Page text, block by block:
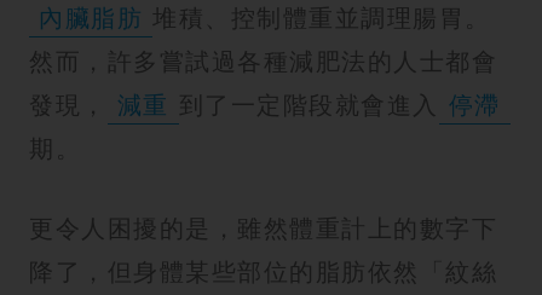
內臟脂肪 堆積、控制體重並調理腸胃。
然而，許多嘗試過各種減肥法的人士都會
發現，
減重 到了一定階段就會進入 停滯
期。
更令人困擾的是，雖然體重計上的數字下
降了，但身體某些部位的脂肪依然「紋絲